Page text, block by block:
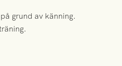
grund av känning.